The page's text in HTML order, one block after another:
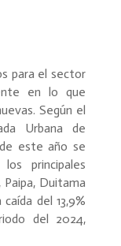
para el sector
en lo que
Según el
Urbana de
este año se
principales
Duitama
del 13,9%
del 2024,